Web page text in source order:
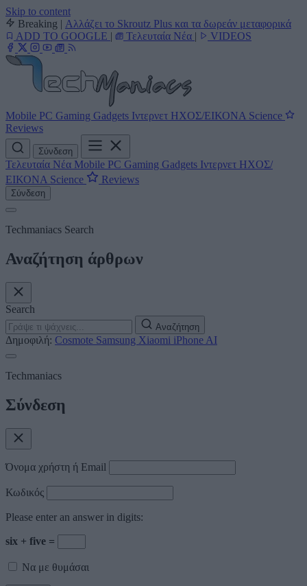
Skip to content
Breaking | Αλλάζει το Skroutz Plus και τα δωρεάν μεταφορικά
ADD TO GOOGLE | Τελευταία Νέα | VIDEOS
Mobile PC Gaming Gadgets Ιντερνετ ΗΧΟΣ/ΕΙΚΟΝΑ Science
Reviews
Σύνδεση
Τελευταία Νέα Mobile PC Gaming Gadgets Ιντερνετ ΗΧΟΣ/
ΕΙΚΟΝΑ Science Reviews
Σύνδεση
Techmaniacs Search
Αναζήτηση άρθρων
Search
Αναζήτηση
Δημοφιλή: Cosmote Samsung Xiaomi iPhone AI
Techmaniacs
Σύνδεση
Όνομα χρήστη ή Email
Κωδικός
Please enter an answer in digits:
six + five =
Να με θυμάσαι